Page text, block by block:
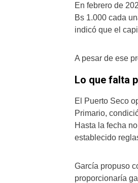
En febrero de
Bs 1.000 cada
indicó que el
A pesar de ese
Lo que falta
El Puerto Seco
Primario,
Hasta la fecha
establecido
García propuso
proporcionaría